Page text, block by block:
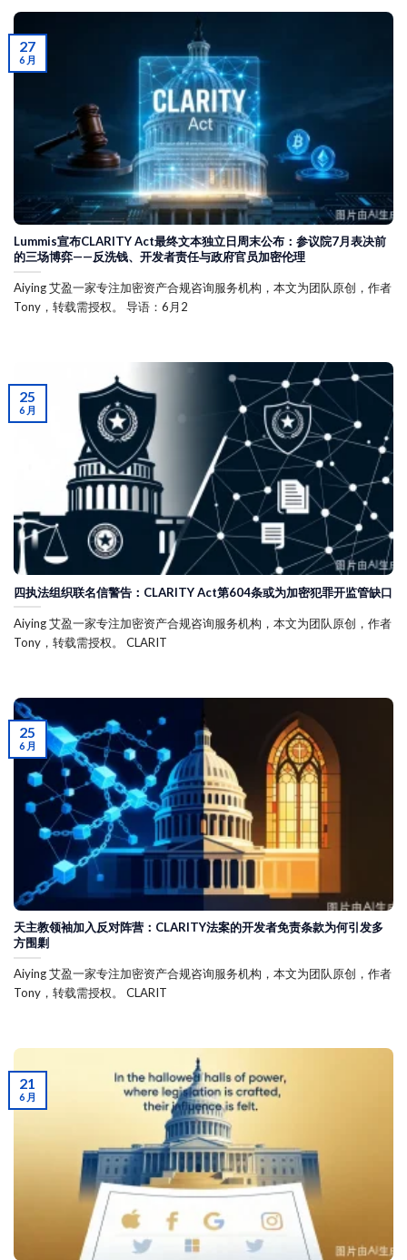
Lummis宣布CLARITY Act最终文本独立日周末公布：参议院7月表决前
的三场博弈——反洗钱、开发者责任与政府官员加密伦理
Aiying 艾盈一家专注加密资产合规咨询服务机构，本文为团队原创，作者
Tony，转载需授权。 导语：6月2
27
6 月
四执法组织联名信警告：CLARITY Act第604条或为加密犯罪开监管缺口
Aiying 艾盈一家专注加密资产合规咨询服务机构，本文为团队原创，作者
Tony，转载需授权。 CLARIT
25
6 月
天主教领袖加入反对阵营：CLARITY法案的开发者免责条款为何引发多
方围剿
Aiying 艾盈一家专注加密资产合规咨询服务机构，本文为团队原创，作者
Tony，转载需授权。 CLARIT
25
6 月
21
6 月